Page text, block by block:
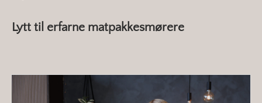
Lytt til erfarne matpakkesmørere